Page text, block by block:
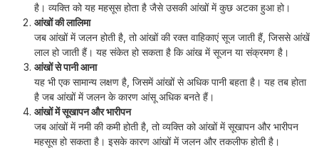
है। व्यक्ति को यह महसूस होता है जैसे उसकी आंखों में कुछ अटका हुआ हो।
आंखों की लालिमा
जब आंखों में जलन होती है, तो आंखों की रक्त वाहिकाएं सूज जाती हैं, जिससे आंखें
लाल हो जाती हैं। यह संकेत हो सकता है कि आंख में सूजन या संक्रमण है।
आंखों से पानी आना
यह भी एक सामान्य लक्षण है, जिसमें आंखों से अधिक पानी बहता है। यह तब होता
है जब आंखों में जलन के कारण आंसू अधिक बनते हैं।
आंखों में सूखापन और भारीपन
जब आंखों में नमी की कमी होती है, तो व्यक्ति को आंखों में सूखापन और भारीपन
महसूस हो सकता है। इसके कारण आंखों में जलन और तकलीफ होती है।